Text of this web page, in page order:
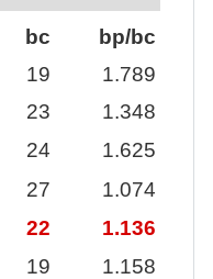
bc
bp/bc
19
1.789
23
1.348
24
1.625
27
1.074
22
1.136
19
1.158